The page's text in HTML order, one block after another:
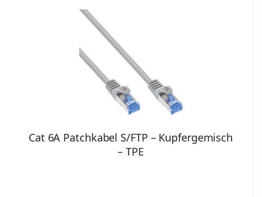
Cat 6A Patchkabel S/FTP – Kupfergemisch
– TPE